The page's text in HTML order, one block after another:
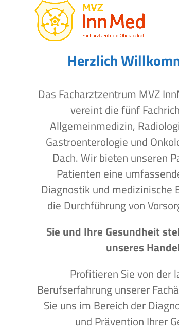
Open
mobile
menu
Close
mobile
menu
Herzlich
Das Facharztzentrum MVZ
vereint die fünf
Allgemeinmedizin,
Gastroenterologie und
Dach. Wir bieten unseren
Patienten eine
Diagnostik und medizinische
die Durchführung von
Sie und Ihre Gesundheit
unseres
Profitieren Sie von der
Berufserfahrung unserer
Sie uns im Bereich der
und Prävention Ihrer